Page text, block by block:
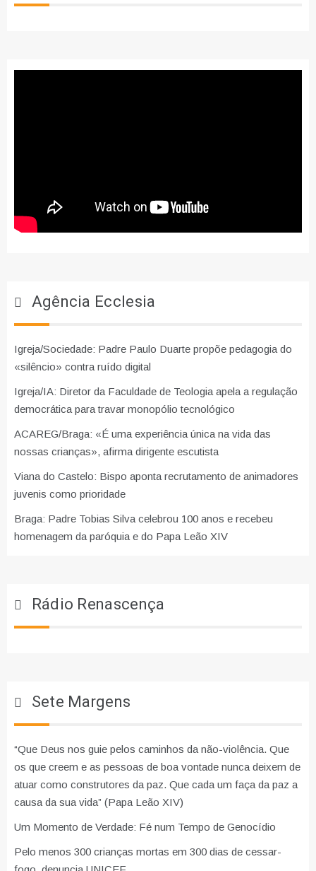
Agência Ecclesia
Igreja/Sociedade: Padre Paulo Duarte propõe pedagogia do
«silêncio» contra ruído digital
Igreja/IA: Diretor da Faculdade de Teologia apela a regulação
democrática para travar monopólio tecnológico
ACAREG/Braga: «É uma experiência única na vida das
nossas crianças», afirma dirigente escutista
Viana do Castelo: Bispo aponta recrutamento de animadores
juvenis como prioridade
Braga: Padre Tobias Silva celebrou 100 anos e recebeu
homenagem da paróquia e do Papa Leão XIV
Rádio Renascença
Sete Margens
“Que Deus nos guie pelos caminhos da não-violência. Que
os que creem e as pessoas de boa vontade nunca deixem de
atuar como construtores da paz. Que cada um faça da paz a
causa da sua vida” (Papa Leão XIV)
Um Momento de Verdade: Fé num Tempo de Genocídio
Pelo menos 300 crianças mortas em 300 dias de cessar-